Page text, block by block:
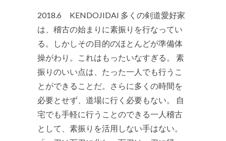
2018.6 KENDOJIDAI 多くの剣道愛好家
は、稽古の始まりに素振りを行なってい
る。しかしその目的のほとんどが準備体
操がわり。これはもったいなすぎる。 素
振りのいい点は、たった一人でも行うこ
とができることだ。さらに多くの時間を
必要とせず、道場に行く必要もない。 自
宅でも手軽に行うことのできる一人稽古
として、素振りを活用しない手はない。